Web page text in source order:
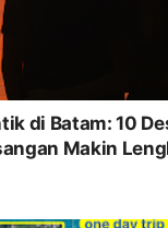
di Batam: 10
Makin